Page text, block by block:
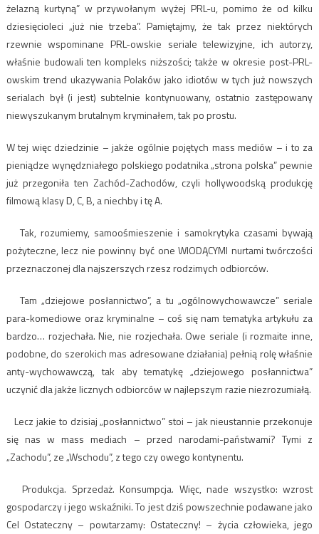
żelazną kurtyną” w przywołanym wyżej PRL-u, pomimo że od kilku
dziesięcioleci „już nie trzeba”. Pamiętajmy, że tak przez niektórych
rzewnie wspominane PRL-owskie seriale telewizyjne, ich autorzy,
właśnie budowali ten kompleks niższości; także w okresie post-PRL-
owskim trend ukazywania Polaków jako idiotów w tych już nowszych
serialach był (i jest) subtelnie kontynuowany, ostatnio zastępowany
niewyszukanym brutalnym kryminałem, tak po prostu.
W tej więc dziedzinie – jakże ogólnie pojętych mass mediów – i to za
pieniądze wynędzniałego polskiego podatnika „strona polska” pewnie
już przegoniła ten Zachód-Zachodów, czyli hollywoodską produkcję
filmową klasy D, C, B, a niechby i tę A.
Tak, rozumiemy, samoośmieszenie i samokrytyka czasami bywają
pożyteczne, lecz nie powinny być one WIODĄCYMI nurtami twórczości
przeznaczonej dla najszerszych rzesz rodzimych odbiorców.
Tam „dziejowe posłannictwo”, a tu „ogólnowychowawcze” seriale
para-komediowe oraz kryminalne – coś się nam tematyka artykułu za
bardzo… rozjechała. Nie, nie rozjechała. Owe seriale (i rozmaite inne,
podobne, do szerokich mas adresowane działania) pełnią rolę właśnie
anty-wychowawczą, tak aby tematykę „dziejowego posłannictwa”
uczynić dla jakże licznych odbiorców w najlepszym razie niezrozumiałą.
Lecz jakie to dzisiaj „posłannictwo” stoi – jak nieustannie przekonuje
się nas w mass mediach – przed narodami-państwami? Tymi z
„Zachodu”, ze „Wschodu”, z tego czy owego kontynentu.
Produkcja. Sprzedaż. Konsumpcja. Więc, nade wszystko: wzrost
gospodarczy i jego wskaźniki. To jest dziś powszechnie podawane jako
Cel Ostateczny – powtarzamy: Ostateczny! – życia człowieka, jego